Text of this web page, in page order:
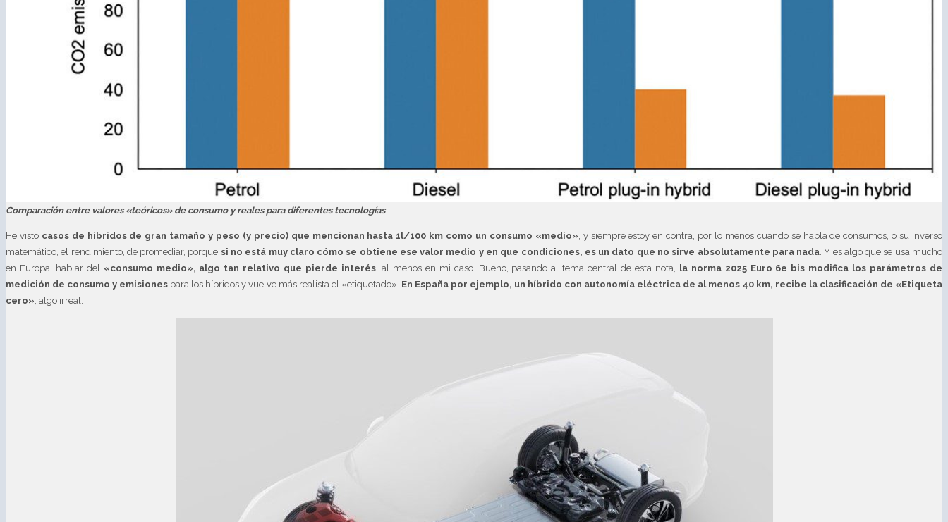
Comparación entre valores «teóricos» de consumo y reales para diferentes tecnologías
He visto casos de híbridos de gran tamaño y peso (y precio) que mencionan hasta 1l/100 km como un consumo «medio» , y siempre estoy en contra, por lo menos cuando se habla de consumos, o su inverso
matemático, el rendimiento, de promediar, porque si no está muy claro cómo se obtiene ese valor medio y en que condiciones, es un dato que no sirve absolutamente para nada . Y es algo que se usa mucho
en Europa, hablar del
«consumo medio», algo tan relativo que pierde interés , al menos en mi caso. Bueno, pasando al tema central de esta nota,
la norma 2025 Euro 6e bis modifica los parámetros de
medición de consumo y emisiones para los híbridos y vuelve más realista el «etiquetado». En España por ejemplo, un híbrido con autonomía eléctrica de al menos 40 km, recibe la clasificación de «Etiqueta
cero» , algo irreal.